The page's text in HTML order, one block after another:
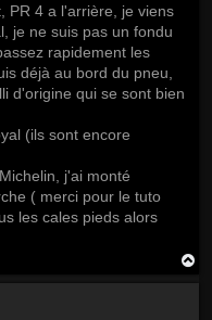
PR 4 a l'arrière, je viens
je ne suis pas un fondu
rapidement les
déjà au bord du pneu,
d'origine qui se sont bien
(ils sont encore
j'ai monté
( merci pour le tuto
les cales pieds alors